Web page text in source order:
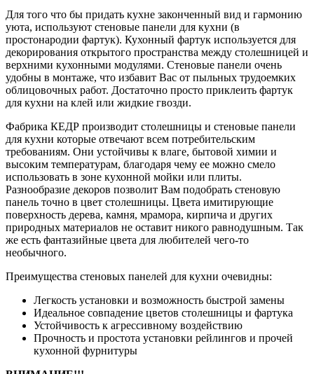
Для того что бы придать кухне законченный вид и гармонию
уюта, используют стеновые панели для кухни (в
простонародии фартук). Кухонный фартук используется для
декорирования открытого пространства между столешницей и
верхними кухонными модулями. Стеновые панели очень
удобны в монтаже, что избавит Вас от пыльных трудоемких
облицовочных работ. Достаточно просто приклеить фартук
для кухни на клей или жидкие гвозди.
Фабрика КЕДР производит столешницы и стеновые панели
для кухни которые отвечают всем потребительским
требованиям. Они устойчивы к влаге, бытовой химии и
высоким температурам, благодаря чему ее можно смело
использовать в зоне кухонной мойки или плиты.
Разнообразие декоров позволит Вам подобрать стеновую
панель точно в цвет столешницы. Цвета имитирующие
поверхность дерева, камня, мрамора, кирпича и других
природных материалов не оставит никого равнодушным. Так
же есть фантазийные цвета для любителей чего-то
необычного.
Преимущества стеновых панелей для кухни очевидны:
Легкость установки и возможность быстрой замены
Идеальное совпадение цветов столешницы и фартука
Устойчивость к агрессивному воздействию
Прочность и простота установки рейлингов и прочей
кухонной фурнитуры